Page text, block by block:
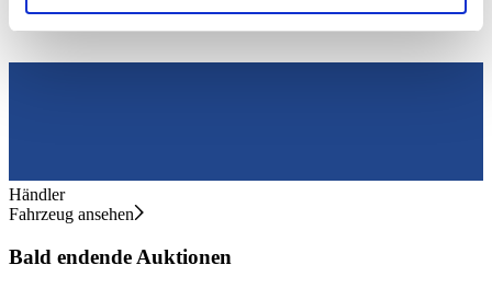
soziale Medien, Werbung und Analysen weiter. Unsere
weiteren Daten zusammen, die Sie ihnen bereitgestellt
Händler
Fahrzeug ansehen
Bald endende Auktionen